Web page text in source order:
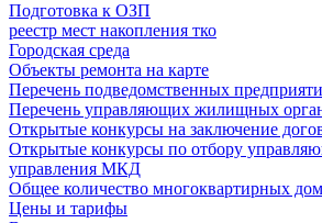
Подготовка к ОЗП
реестр мест накопления тко
Городская среда
Объекты ремонта на карте
Перечень подведомственных
Перечень управляющих жилищных
Открытые конкурсы на заключение
Открытые конкурсы по отбору
управления МКД
Общее количество многоквартирных
Цены и тарифы